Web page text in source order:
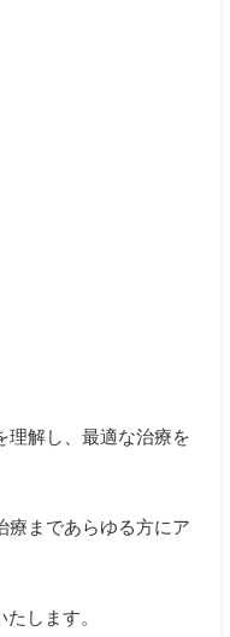
解し、最適な治療を
まであらゆる方にア
します。